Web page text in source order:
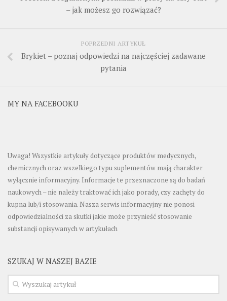
– jak możesz go rozwiązać?
POPRZEDNI ARTYKUŁ
Brykiet – poznaj odpowiedzi na najczęściej zadawane
pytania
MY NA FACEBOOKU
Uwaga! Wszystkie artykuły dotyczące produktów medycznych,
chemicznych oraz wszelkiego typu suplementów mają charakter
wyłącznie informacyjny. Informacje te przeznaczone są do badań
naukowych – nie należy traktować ich jako porady, czy zachęty do
kupna lub/i stosowania. Nasza serwis informacyjny nie ponosi
odpowiedzialności za skutki jakie może przynieść stosowanie
substancji opisywanych w artykułach
SZUKAJ W NASZEJ BAZIE